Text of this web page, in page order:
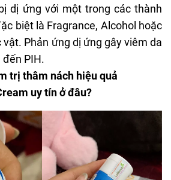
dị ứng với một trong các thành
biệt là Fragrance, Alcohol hoặc
Phản ứng dị ứng gây viêm da
PIH.
trị thâm nách hiệu quả
uy tín ở đâu?